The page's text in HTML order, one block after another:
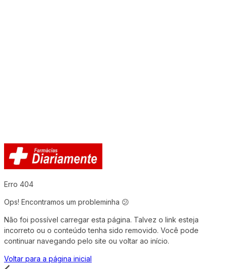
Erro 404
Ops! Encontramos um probleminha 😕
Não foi possível carregar esta página. Talvez o link esteja
incorreto ou o conteúdo tenha sido removido. Você pode
continuar navegando pelo site ou voltar ao início.
Voltar para a página inicial